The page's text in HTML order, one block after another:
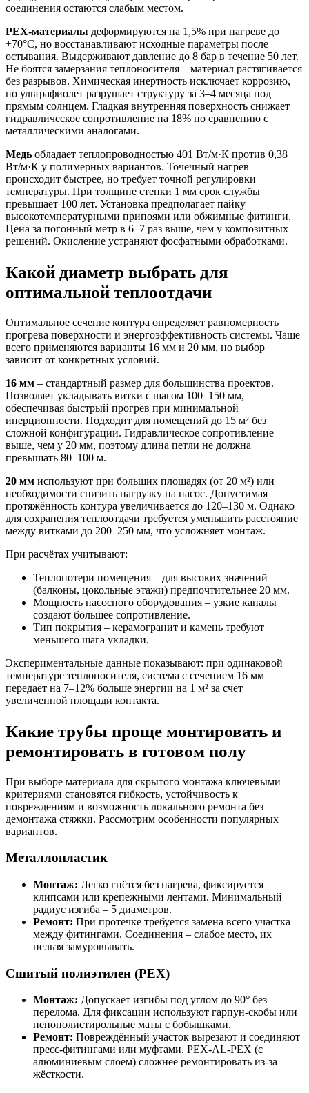
соединения остаются слабым местом.
PEX-материалы деформируются на 1,5% при нагреве до
+70°C, но восстанавливают исходные параметры после
остывания. Выдерживают давление до 8 бар в течение 50 лет.
Не боятся замерзания теплоносителя – материал растягивается
без разрывов. Химическая инертность исключает коррозию,
но ультрафиолет разрушает структуру за 3–4 месяца под
прямым солнцем. Гладкая внутренняя поверхность снижает
гидравлическое сопротивление на 18% по сравнению с
металлическими аналогами.
Медь обладает теплопроводностью 401 Вт/м·К против 0,38
Вт/м·К у полимерных вариантов. Точечный нагрев
происходит быстрее, но требует точной регулировки
температуры. При толщине стенки 1 мм срок службы
превышает 100 лет. Установка предполагает пайку
высокотемпературными припоями или обжимные фитинги.
Цена за погонный метр в 6–7 раз выше, чем у композитных
решений. Окисление устраняют фосфатными обработками.
Какой диаметр выбрать для
оптимальной теплоотдачи
Оптимальное сечение контура определяет равномерность
прогрева поверхности и энергоэффективность системы. Чаще
всего применяются варианты 16 мм и 20 мм, но выбор
зависит от конкретных условий.
16 мм – стандартный размер для большинства проектов.
Позволяет укладывать витки с шагом 100–150 мм,
обеспечивая быстрый прогрев при минимальной
инерционности. Подходит для помещений до 15 м² без
сложной конфигурации. Гидравлическое сопротивление
выше, чем у 20 мм, поэтому длина петли не должна
превышать 80–100 м.
20 мм используют при больших площадях (от 20 м²) или
необходимости снизить нагрузку на насос. Допустимая
протяжённость контура увеличивается до 120–130 м. Однако
для сохранения теплоотдачи требуется уменьшить расстояние
между витками до 200–250 мм, что усложняет монтаж.
При расчётах учитывают:
Теплопотери помещения – для высоких значений
(балконы, цокольные этажи) предпочтительнее 20 мм.
Мощность насосного оборудования – узкие каналы
создают большее сопротивление.
Тип покрытия – керамогранит и камень требуют
меньшего шага укладки.
Экспериментальные данные показывают: при одинаковой
температуре теплоносителя, система с сечением 16 мм
передаёт на 7–12% больше энергии на 1 м² за счёт
увеличенной площади контакта.
Какие трубы проще монтировать и
ремонтировать в готовом полу
При выборе материала для скрытого монтажа ключевыми
критериями становятся гибкость, устойчивость к
повреждениям и возможность локального ремонта без
демонтажа стяжки. Рассмотрим особенности популярных
вариантов.
Металлопластик
Монтаж: Легко гнётся без нагрева, фиксируется
клипсами или крепежными лентами. Минимальный
радиус изгиба – 5 диаметров.
Ремонт: При протечке требуется замена всего участка
между фитингами. Соединения – слабое место, их
нельзя замуровывать.
Сшитый полиэтилен (PEX)
Монтаж: Допускает изгибы под углом до 90° без
перелома. Для фиксации используют гарпун-скобы или
пенополистирольные маты с бобышками.
Ремонт: Повреждённый участок вырезают и соединяют
пресс-фитингами или муфтами. PEX-AL-PEX (с
алюминиевым слоем) сложнее ремонтировать из-за
жёсткости.